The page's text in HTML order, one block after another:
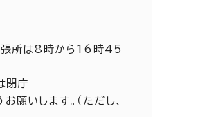
張所は8時から16時45
閉庁
いします。（ただし、